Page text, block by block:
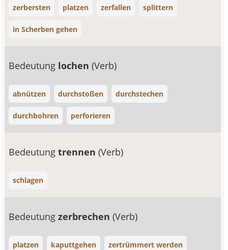
zerbersten platzen zerfallen splittern
in Scherben gehen
Bedeutung lochen(Verb)
abnützen durchstoßen durchstechen
durchbohren perforieren
Bedeutungtrennen(Verb)
schlagen
Bedeutungzerbrechen(Verb)
platzen kaputtgehen zertrümmert werden